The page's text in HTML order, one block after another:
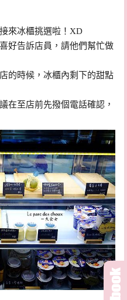
來冰櫃挑選啦！XD
好告訴店員，請他們幫忙做
的時候，冰櫃內剩下的甜點
在至店前先撥個電話確認，